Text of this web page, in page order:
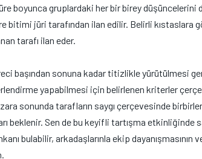
boyunca gruplardaki her bir birey düşüncelerini
bitimi jüri tarafından ilan edilir. Belirli kıstaslara
tarafı ilan eder.
başından sonuna kadar titizlikle yürütülmesi
yapabilmesi için belirlenen kriterler
sonunda tarafların saygı çerçevesinde
beklenir. Sen de bu keyifli tartışma
bulabilir, arkadaşlarınla ekip dayanışmasının